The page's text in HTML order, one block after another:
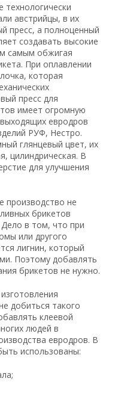
австрийцы, в их
пресс, а полноценный
создавать высокие
самым обжигая
При оплавлении
которая
пресс для
имеет огромную
евродров
РУФ, Нестро.
глянцевый цвет, их
цилиндрическая. В
для улучшения
производство не
брикетов
в том, что при
или другого
лигнин, который
Поэтому добавлять
брикетов не нужно.
добиться такого
клеевой
людей в
евродров. В
использованы: